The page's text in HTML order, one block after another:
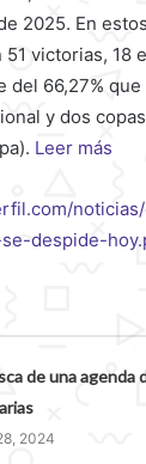
2025. En
victorias, 18
del 66,27%
y dos
Leer más
despide-
de una agenda
2024